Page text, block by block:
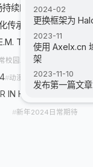
续四百天的创新马拉
传承与创新精神的思考
TOUR IN Taizhou
校园工作Mac
动漫 漫展杭州 CICAF
IN Hangzhou
新年2024 日常期待
2024-02
更换框架为
2023-11
使用 Axelx.cn
架
2023-11-10
发布第一篇文章